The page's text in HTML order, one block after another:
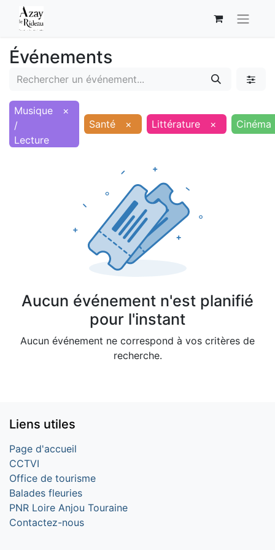
Événements
Musique
/
Lecture
×
Santé
× Littérature × Cinéma
Aucun événement n'est planifié
pour l'instant
Aucun événement ne correspond à vos critères de
recherche.
Liens utiles
Page d'accueil
CCTVI
Office de tourisme
Balades fleuries
PNR Loire Anjou Touraine
Contactez-nous